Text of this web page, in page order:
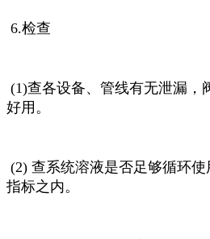
6.检查
(1)查各设备、管线有无泄漏，
好用。
(2) 查系统溶液是否足够循环
指标之内。